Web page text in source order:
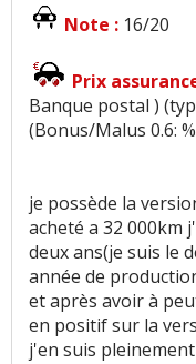
Note : 16/20
Prix
Banque postal )
(Bonus/Malus 0.6:
je possède la
acheté a 32 000km
deux ans(je suis le
année de
et après avoir à
en positif sur la
j'en suis